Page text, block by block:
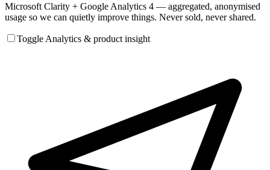
Microsoft Clarity + Google Analytics 4 — aggregated, anonymised
usage so we can quietly improve things. Never sold, never shared.
Toggle Analytics & product insight